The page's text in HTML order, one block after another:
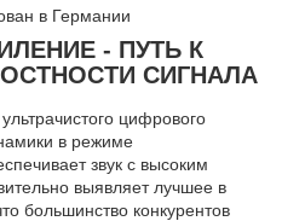
в Германии
- ПУТЬ К
СИГНАЛА
цифрового
в режиме
звук с высоким
выявляет лучшее в
большинство конкурентов